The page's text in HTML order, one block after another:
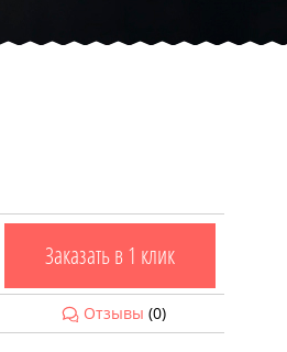
Заказать в 1 клик
Отзывы (0)